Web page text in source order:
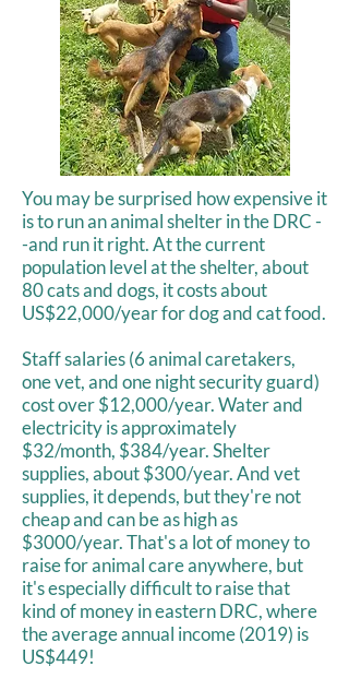
You may be surprised how expensive it
is to run an animal shelter in the DRC -
-and run it right. At the current
population level at the shelter, about
80 cats and dogs, it costs about
US$22,000/year for dog and cat food.
Staff salaries (6 animal caretakers,
one vet, and one night security guard)
cost over $12,000/year. Water and
electricity is approximately
$32/month, $384/year. Shelter
supplies, about $300/year. And vet
supplies, it depends, but they're not
cheap and can be as high as
$3000/year. That's a lot of money to
raise for animal care anywhere, but
it's especially difficult to raise that
kind of money in eastern DRC, where
the average annual income (2019) is
US$449!